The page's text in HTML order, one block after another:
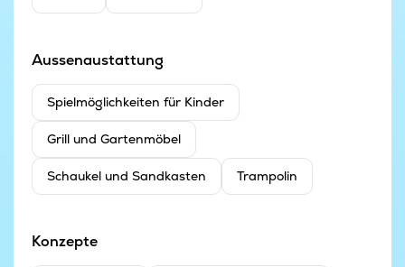
Aussenaustattung
Spielmöglichkeiten für Kinder
Grill und Gartenmöbel
Schaukel und Sandkasten Trampolin
Konzepte